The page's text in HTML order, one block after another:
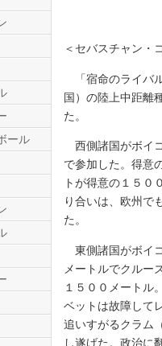
＜セバスチャン・
「宿命のライバ
国）の陸上中距離
た。
西側諸国がボイ
で参加した。得意
トが得意の１５０
り合いは、欧州で
た。
東側諸国がボイ
メートルでクルー
１５００メートル
ベットは故障して
追いすがるクラム
し遂げた。政治に
ール